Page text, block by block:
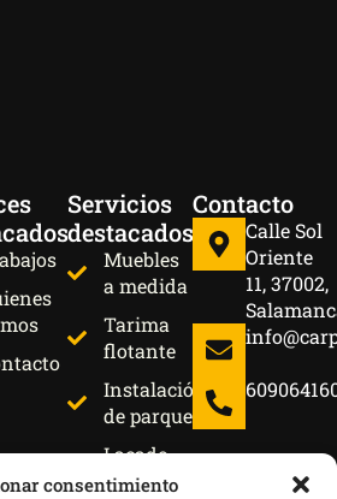
consentimiento
Servicios
destacados
Muebles
a medida
Tarima
flotante
Instalación
de parquet
Lacado
de
Contacto
Calle Sol
Oriente
11, 37002,